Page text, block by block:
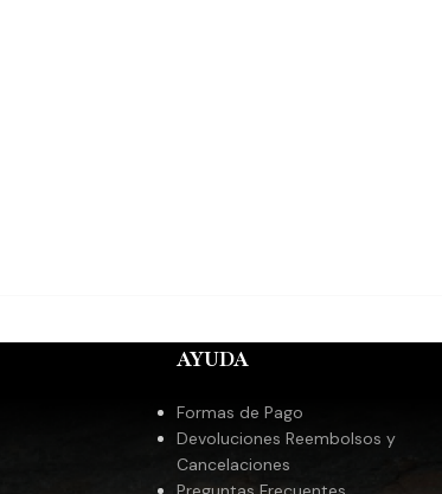
AYUDA
Formas de Pago
Devoluciones Reembolsos y
Cancelaciones